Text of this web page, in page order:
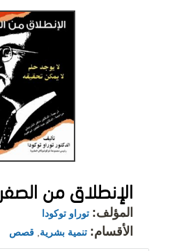
الإنطلاق من الصفر
المؤلف: توراو توكودا
الأقسام: تنمية بشرية قصص